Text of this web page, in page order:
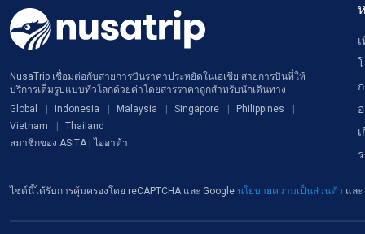
NusaTrip เชื่อมต่อกับสายการบินราคาประหยัดในเอเชีย สายการบินที่ให้
บริการเต็มรูปแบบทั่วโลกด้วยค่าโดยสารราคาถูกสำหรับนักเดินทาง
Global
Indonesia Malaysia Singapore
Philippines
Vietnam
Thailand
สมาชิกของ ASITA | ไออาต้า
ไซต์นี้ได้รับการคุ้มครองโดย reCAPTCHA และ Google นโยบายความเป็นส่วนตัว และ